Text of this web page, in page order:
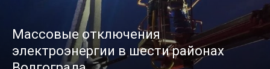
Массовые отключения
электроэнергии в шести районах